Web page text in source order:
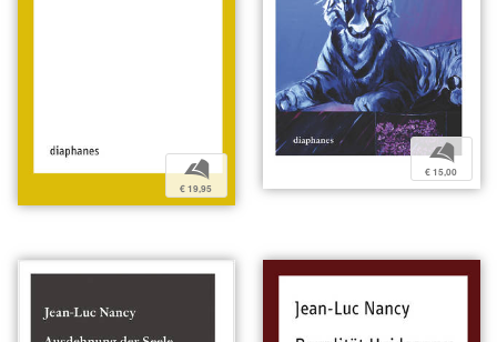
b
€ 19,95
b
€ 15,00